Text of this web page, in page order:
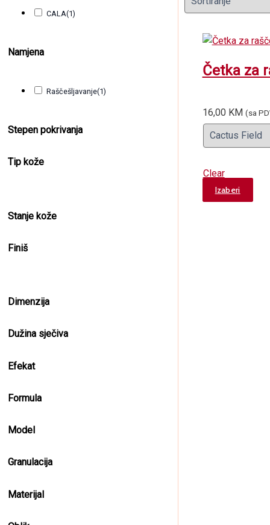
CALA(1)
Namjena
Raščešljavanje(1)
Stepen pokrivanja
Tip kože
Stanje kože
Finiš
Dimenzija
Dužina sječiva
Efekat
Formula
Model
Granulacija
Materijal
Četka za
16,00 KM (sa
Clear
Izaberi